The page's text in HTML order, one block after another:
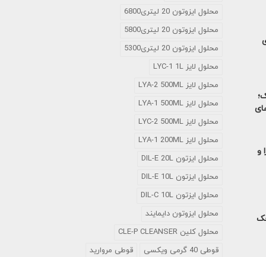
و
محلول ایزوتون 20 لیتری6800
محلول ایزوتون 20 لیتری5800
محلول ایزوتون 20 لیتری5300
محلول لایز LYC-1 1L
محلول لایز LYA-2 500ML
محلول لایز LYA-1 500ML
محلول لایز LYC-2 500ML
محلول لایز LYA-1 200ML
محلول ایزتون DIL-E 20L
محلول ایزتون DIL-E 10L
محلول ایزتون DIL-C 10L
محلول ایزوتون دایمایند
محلول کلین CLE-P CLEANSER
قوطی 40 گرمی ویکسی
قوطی مروارید